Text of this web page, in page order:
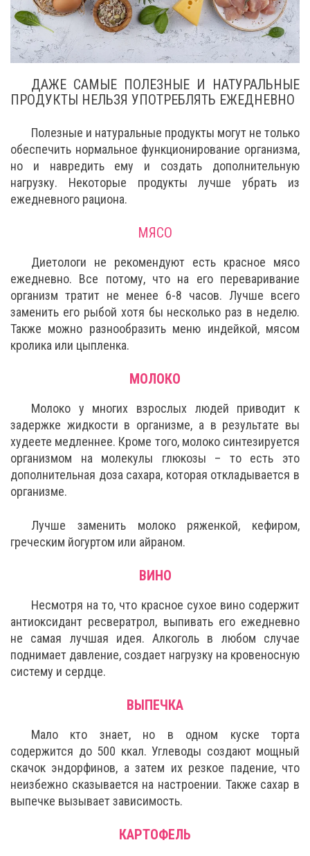
ДАЖЕ САМЫЕ ПОЛЕЗНЫЕ И НАТУРАЛЬНЫЕ
ПРОДУКТЫ НЕЛЬЗЯ УПОТРЕБЛЯТЬ ЕЖЕДНЕВНО
Полезные и натуральные продукты могут не только
обеспечить нормальное функционирование организма,
но и навредить ему и создать дополнительную
нагрузку. Некоторые продукты лучше убрать из
ежедневного рациона.
МЯСО
Диетологи не рекомендуют есть красное мясо
ежедневно. Все потому, что на его переваривание
организм тратит не менее 6-8 часов. Лучше всего
заменить его рыбой хотя бы несколько раз в неделю.
Также можно разнообразить меню индейкой, мясом
кролика или цыпленка.
МОЛОКО
Молоко у многих взрослых людей приводит к
задержке жидкости в организме, а в результате вы
худеете медленнее. Кроме того, молоко синтезируется
организмом на молекулы глюкозы – то есть это
дополнительная доза сахара, которая откладывается в
организме.
Лучше заменить молоко ряженкой, кефиром,
греческим йогуртом или айраном.
ВИНО
Несмотря на то, что красное сухое вино содержит
антиоксидант ресвератрол, выпивать его ежедневно
не самая лучшая идея. Алкоголь в любом случае
поднимает давление, создает нагрузку на кровеносную
систему и сердце.
ВЫПЕЧКА
Мало кто знает, но в одном куске торта
содержится до 500 ккал. Углеводы создают мощный
скачок эндорфинов, а затем их резкое падение, что
неизбежно сказывается на настроении. Также сахар в
выпечке вызывает зависимость.
КАРТОФЕЛЬ